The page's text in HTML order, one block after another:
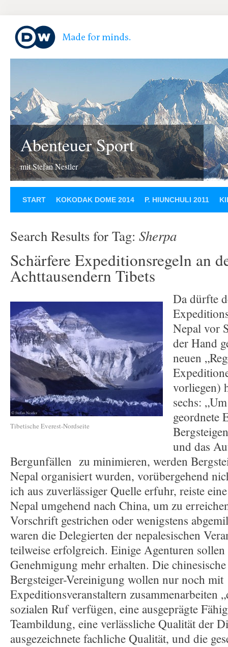
Abenteuer Sport
mit Stefan Nestler
START KOKODAK DOME 2014 P. HIUNCHULI 2011
Search Results for Tag: Sherpa
Schärfere Expeditionsregeln an
Achttausendern Tibets
Tibetische Everest-Nordseite
Da dürfte
Nepal vor
der Hand
neuen
vorliegen)
sechs:
geordnete
und das
Bergunfällen zu minimieren, werden
Nepal organisiert wurden, vorübergehend
ich aus zuverlässiger Quelle erfuhr, reiste
Nepal umgehend nach China, um zu
Vorschrift gestrichen oder wenigstens
waren die Delegierten der nepalesischen
teilweise erfolgreich. Einige Agenturen
Genehmigung mehr erhalten. Die
Bergsteiger-Vereinigung wollen nur noch mit
Expeditionsveranstaltern zusammenarbeiten
sozialen Ruf verfügen, eine ausgeprägte
Teambildung, eine verlässliche Qualität der
ausgezeichnete fachliche Qualität, und die